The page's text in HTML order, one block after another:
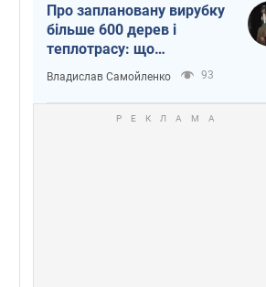
Про заплановану вирубку
більше 600 дерев і
теплотрасу: що
відбувається на Теремках
у Києві
Владислав Самойленко 93